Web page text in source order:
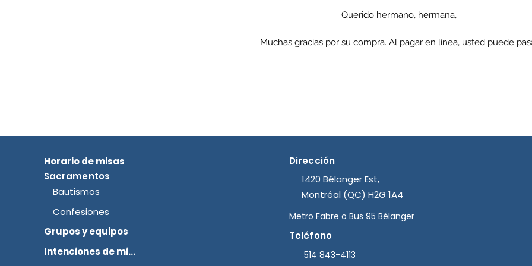
Querido hermano, hermana,
Muchas gracias por su compra. Al pagar en linea, usted puede
Intenciones de misa
Grupos y equipos
Confesiones
Horario de misas
Sacramentos
Bautismos
Dirección
1420 Bélanger Est,
Montréal (QC) H2G 1A4
Metro Fabre o Bus 95 Bélanger
Teléfono
514 843-4113